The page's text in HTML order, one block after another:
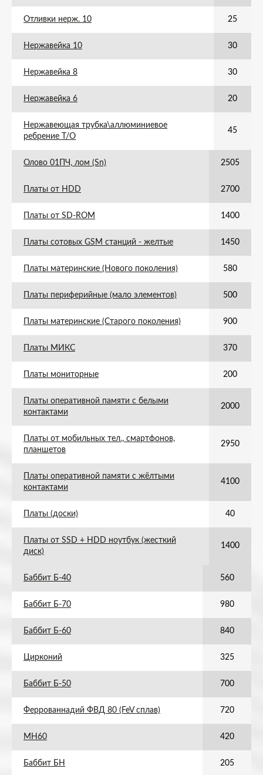
Отливки нерж. 10 25
Нержавейка 10 30
Нержавейка 8 30
Нержавейка 6 20
Нержавеющая трубка\аллюминиевое
ребрение Т/О
45
Олово 01ПЧ, лом (Sn) 2505
Платы от HDD 2700
Платы от SD-ROM 1400
Платы сотовых GSM станций - желтые 1450
Платы материнские (Нового поколения) 580
Платы периферийные (мало элементов) 500
Платы материнские (Старого поколения) 900
Платы МИКС 370
Платы мониторные 200
Платы оперативной памяти с белыми
контактами
2000
Платы от мобильных тел., смартфонов,
планшетов
2950
Платы оперативной памяти с жёлтыми
контактами
4100
Платы (доски) 40
Платы от SSD + HDD ноутбук (жесткий
диск)
1400
Баббит Б-40 560
Баббит Б-70 980
Баббит Б-60 840
Цирконий 325
Баббит Б-50 700
Феррованнадий ФВД 80 (FeV сплав) 720
МН60 420
Баббит БН 205